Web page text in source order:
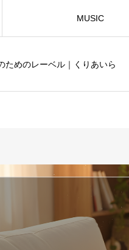
ためのレーベル｜くりあいら
MUSIC